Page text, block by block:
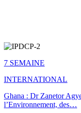
7 SEMAINE
INTERNATIONAL
Ghana : Dr Zanetor
l’Environnement, des…